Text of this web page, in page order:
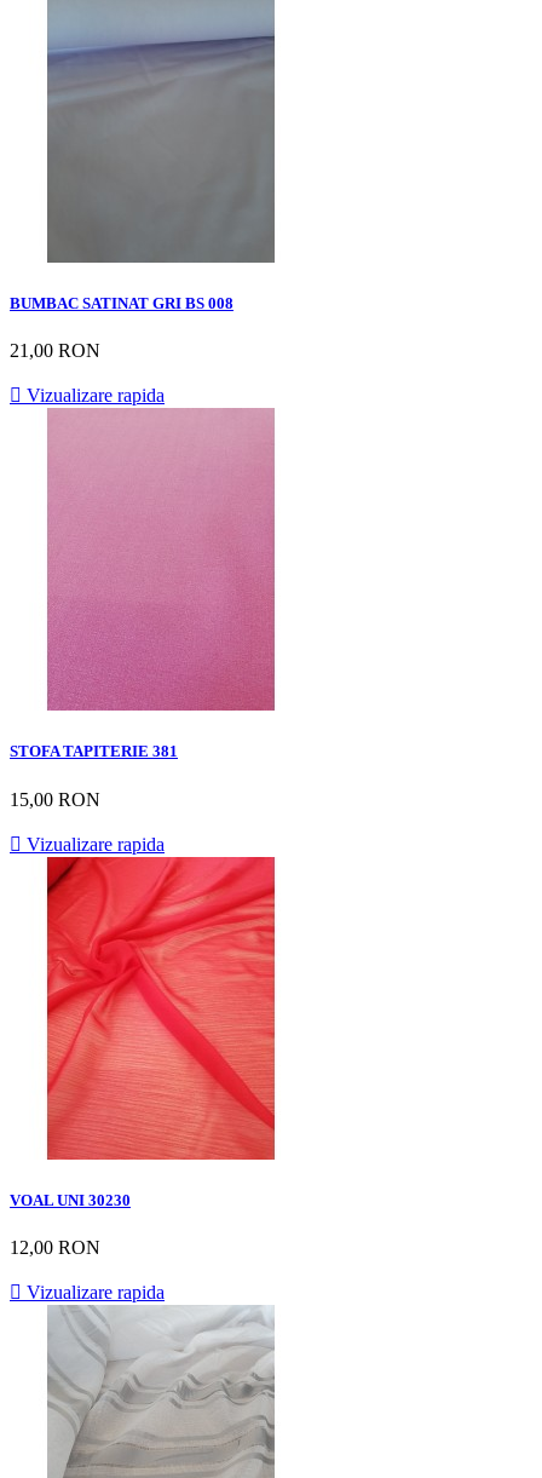
BUMBAC SATINAT GRI BS 008
21,00 RON
 Vizualizare rapida
STOFA TAPITERIE 381
15,00 RON
 Vizualizare rapida
VOAL UNI 30230
12,00 RON
 Vizualizare rapida